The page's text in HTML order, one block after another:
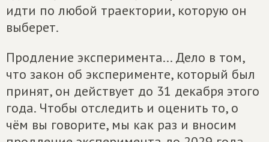
идти по любой траектории, которую он
выберет.
Продление эксперимента... Дело в том,
что закон об эксперименте, который был
принят, он действует до 31 декабря этого
года. Чтобы отследить и оценить то, о
чём вы говорите, мы как раз и вносим